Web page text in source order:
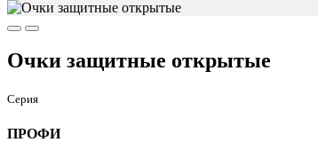
Очки защитные открытые
Серия
ПРОФИ